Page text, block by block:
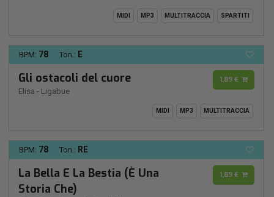
MIDI MP3 MULTITRACCIA SPARTITI
BPM: 78 Ton.: E
Gli ostacoli del cuore
Elisa - Ligabue
1,89 €
MIDI MP3 MULTITRACCIA
BPM: 78 Ton.: RE
La Bella E La Bestia (È Una
Storia Che)
1,89 €